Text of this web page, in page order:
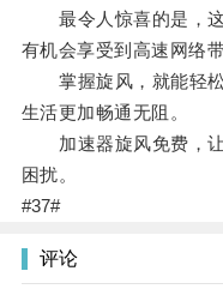
最令人惊喜的是，这
有机会享受到高速网络
掌握旋风，就能轻松
生活更加畅通无阻。
加速器旋风免费，让
困扰。
#37#
评论